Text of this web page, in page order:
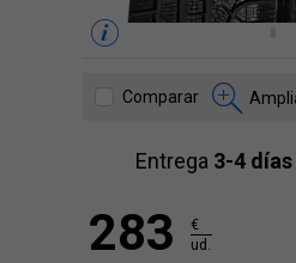
Comparar
Entrega 3-4
283
€
ud.